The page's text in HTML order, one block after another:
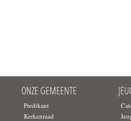
ONZE GEMEENTE
Predikant
Kerkenraad